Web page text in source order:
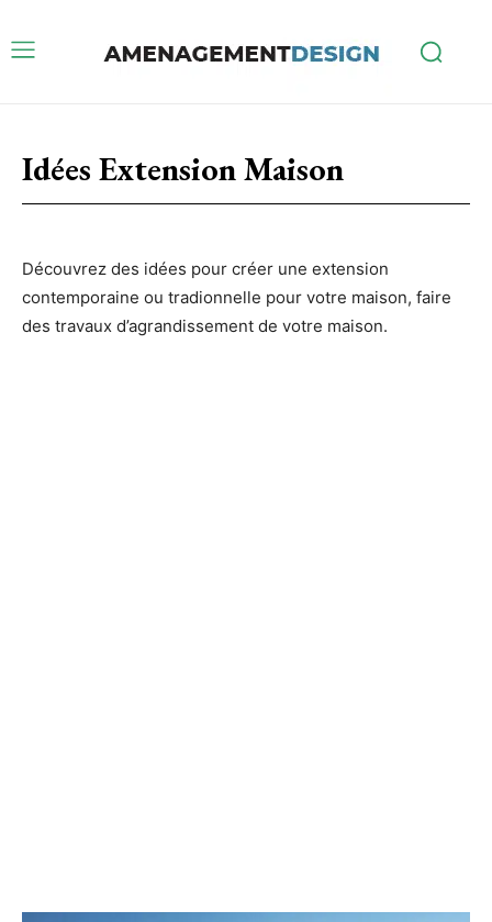
Idées Extension Maison
Découvrez des idées pour créer une extension
contemporaine ou tradionnelle pour votre maison, faire
des travaux d’agrandissement de votre maison.